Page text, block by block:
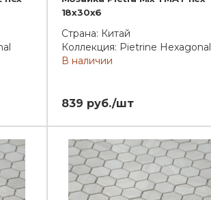
18x30x6
Страна: Китай
Коллекция: Pietrine Hexagonal
В наличии
839 руб./шт